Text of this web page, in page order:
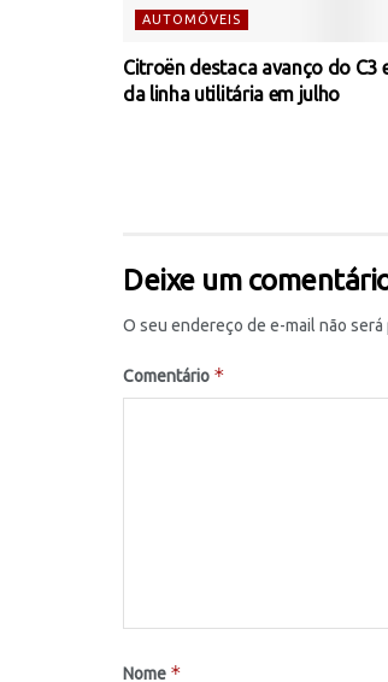
AUTOMÓVEIS
Citroën destaca avanço do C3
da linha utilitária em julho
Deixe um
O seu endereço de e-mail não será
Comentário *
Nome *